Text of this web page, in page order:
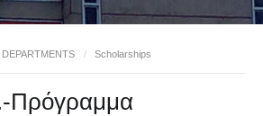
DEPARTMENTS / Scholarships
Πρόγραμμα